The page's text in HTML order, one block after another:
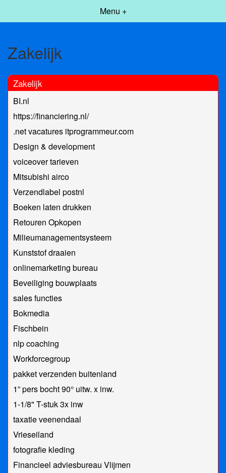
Menu +
Zakelijk
Zakelijk
BI.nl
https://financiering.nl/
.net vacatures itprogrammeur.com
Design & development
voiceover tarieven
Mitsubishi airco
Verzendlabel postnl
Boeken laten drukken
Retouren Opkopen
Milieumanagementsysteem
Kunststof draaien
onlinemarketing bureau
Beveiliging bouwplaats
sales functies
Bokmedia
Fischbein
nlp coaching
Workforcegroup
pakket verzenden buitenland
1” pers bocht 90° uitw. x inw.
1-1/8" T-stuk 3x inw
taxatie veenendaal
Vrieseiland
fotografie kleding
Financieel adviesbureau Vlijmen